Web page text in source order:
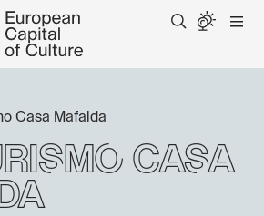
Casa Mafalda
Casa